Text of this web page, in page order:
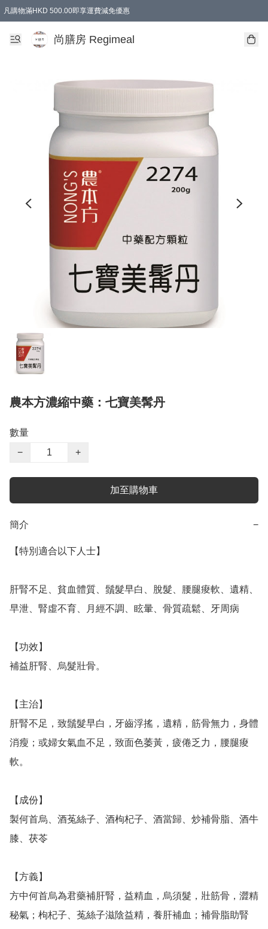
凡購物滿HKD 500.00即享運費減免優惠
尚膳房 Regimeal
農本方濃縮中藥：七寶美髯丹
數量
−
+
加至購物車
簡介 −
【特別適合以下人士】
肝腎不足、貧血體質、鬚髮早白、脫髮、腰腿痠軟、遺精、
早泄、腎虛不育、月經不調、眩暈、骨質疏鬆、牙周病
【功效】
補益肝腎、烏髮壯骨。
【主治】
肝腎不足，致鬚髮早白，牙齒浮搖，遺精，筋骨無力，身體
消瘦；或婦女氣血不足，致面色萎黃，疲倦乏力，腰腿痠
軟。
【成份】
製何首烏、酒菟絲子、酒枸杞子、酒當歸、炒補骨脂、酒牛
膝、茯苓
【方義】
方中何首烏為君藥補肝腎，益精血，烏須髮，壯筋骨，澀精
秘氣；枸杞子、菟絲子滋陰益精，養肝補血；補骨脂助腎